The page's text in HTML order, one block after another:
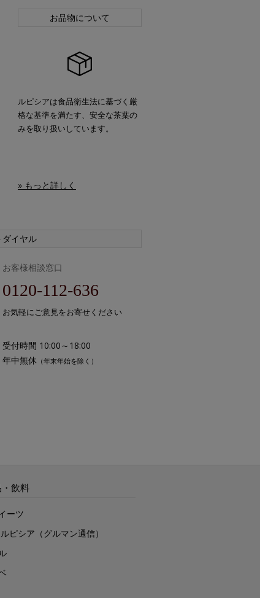
お品物について
ルピシアは食品衛生法に基づく厳
格な基準を満たす、安全な茶葉の
みを取り扱いしています。
» もっと詳しく
イヤル
お客様相談窓口
0120-112-636
お気軽にご意見をお寄せください
受付時間 10:00～18:00
年中無休 （年末年始を除く）
飲料
ーツ
ピシア（グルマン通信）